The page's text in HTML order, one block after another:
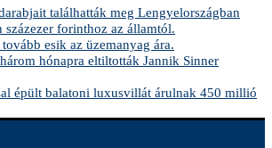
találhatták meg Lengyelországban
százezer forinthoz az államtól.
esik az üzemanyag ára.
hónapra eltiltották Jannik Sinner
épült balatoni luxusvillát árulnak 450 millió